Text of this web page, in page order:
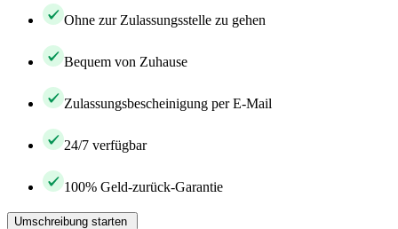
Ohne zur Zulassungsstelle zu gehen
Bequem von Zuhause
Zulassungsbescheinigung per E-Mail
24/7 verfügbar
100% Geld-zurück-Garantie
Umschreibung starten